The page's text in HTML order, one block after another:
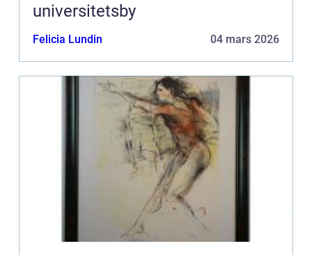
universitetsby
Felicia Lundin 04 mars 2026